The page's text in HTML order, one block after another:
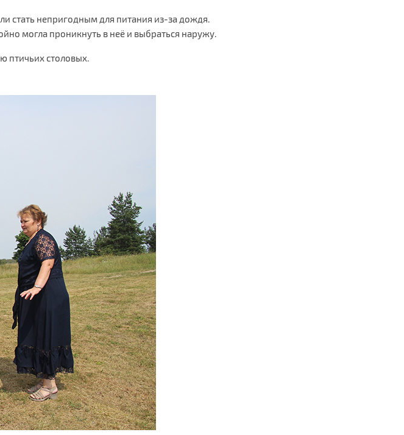
стать непригодным для питания из-за дождя.
могла проникнуть в неё и выбраться наружу.
птичьих столовых.